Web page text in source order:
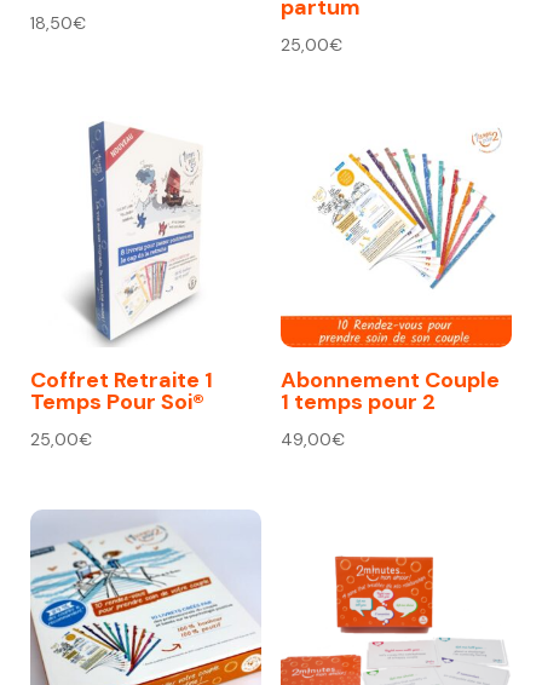
18,50€
partum
25,00€
Coffret Retraite 1
Temps Pour Soi®
25,00€
Abonnement Couple
1 temps pour 2
49,00€